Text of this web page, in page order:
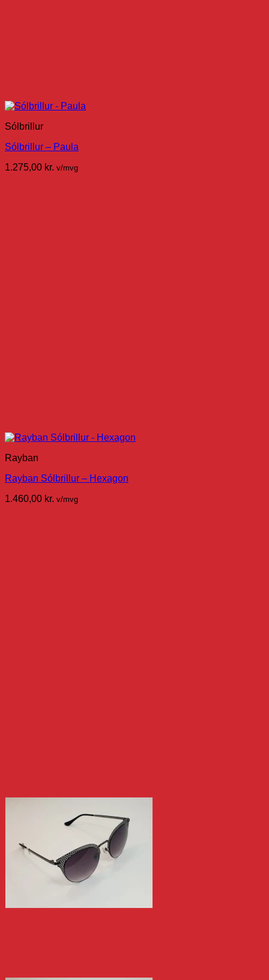
Sólbrillur
Sólbrillur – Paula
1.275,00 kr. v/mvg
Rayban
Rayban Sólbrillur – Hexagon
1.460,00 kr. v/mvg